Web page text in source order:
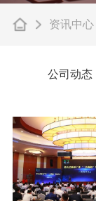
资讯中心
公司动态